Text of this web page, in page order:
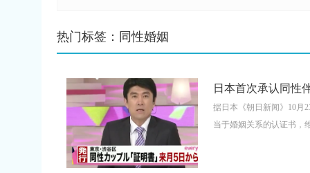
热门标签：同性婚姻
日本首次承认同性
据日本《朝日新闻》10月
当于婚姻关系的认证书，